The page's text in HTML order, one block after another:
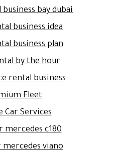
bay dubai
business idea
business plan
by the hour
rental business
Fleet
Car Services
mercedes c180
mercedes viano